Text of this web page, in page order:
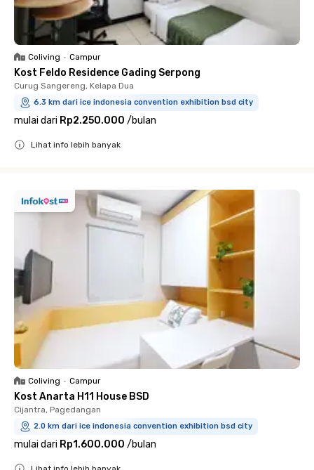
Coliving • Campur
Kost Feldo Residence Gading Serpong
Curug Sangereng, Kelapa Dua
6.3 km dari ice indonesia convention exhibition bsd city
mulai dari Rp2.250.000 /bulan
Lihat info lebih banyak
Coliving • Campur
Kost Anarta H11 House BSD
Cijantra, Pagedangan
2.0 km dari ice indonesia convention exhibition bsd city
mulai dari Rp1.600.000 /bulan